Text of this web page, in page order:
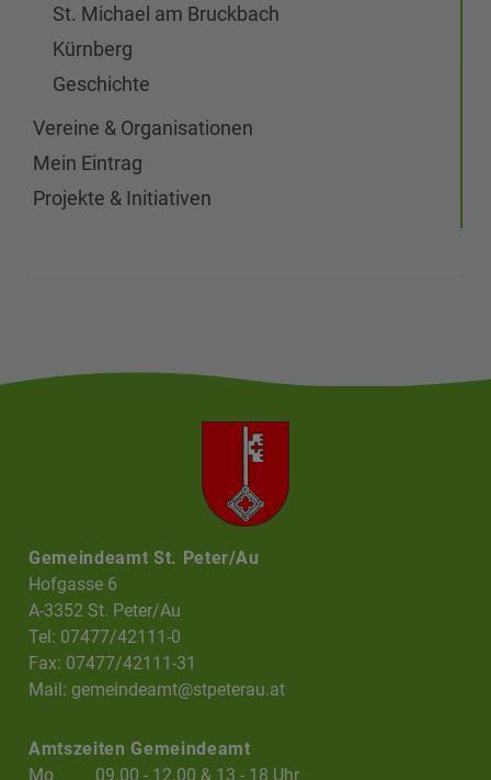
St. Michael am Bruckbach
Kürnberg
Geschichte
Vereine & Organisationen
Mein Eintrag
Projekte & Initiativen
Gemeindeamt St. Peter/Au
Hofgasse 6
A-3352 St. Peter/Au
Tel: 07477/42111-0
Fax: 07477/42111-31
Mail:gemeindeamt@stpeterau.at
Amtszeiten Gemeindeamt
Mo
09.00 - 12.00 & 13 - 18 Uhr